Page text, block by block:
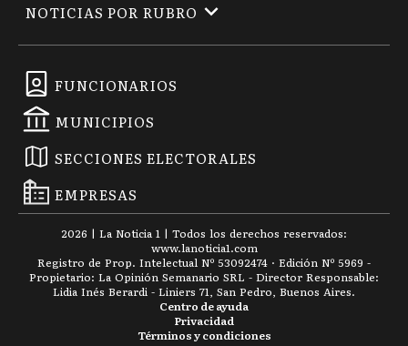
FUNCIONARIOS
MUNICIPIOS
SECCIONES ELECTORALES
EMPRESAS
NOTICIAS POR RUBRO
2026 | La Noticia 1 | Todos los derechos reservados:
www.lanoticia1.com
Registro de Prop. Intelectual Nº 53092474 · Edición Nº 5969 -
Propietario: La Opinión Semanario SRL - Director Responsable:
Lidia Inés Berardi - Liniers 71, San Pedro, Buenos Aires.
Términos y condiciones
Privacidad
Centro de ayuda